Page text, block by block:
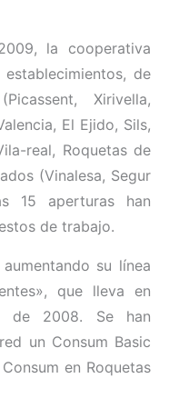
la cooperativa
de
Xirivella,
El Ejido, Sils,
real, Roquetas de
(Vinalesa, Segur
15 aperturas han
de trabajo.
su línea
que lleva en
de 2008. Se han
un Consum Basic
en Roquetas